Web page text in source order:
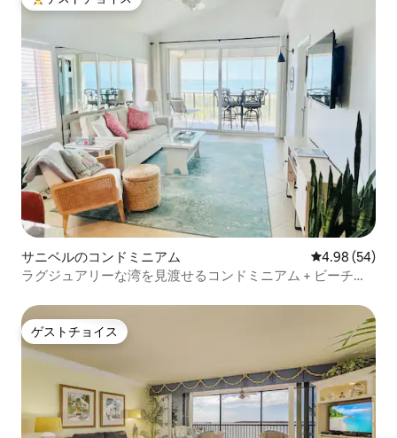
大好評のゲストチョイスです。
サニベルのコンドミニアム レビュー54
4.98 (54)
ラグジュアリーな湾を見渡せるコンドミニアム + ビーチま
ゲストチョイス
ゲストチョイス